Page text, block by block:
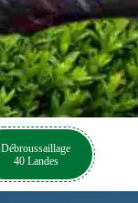
Débroussaillage
40 Landes